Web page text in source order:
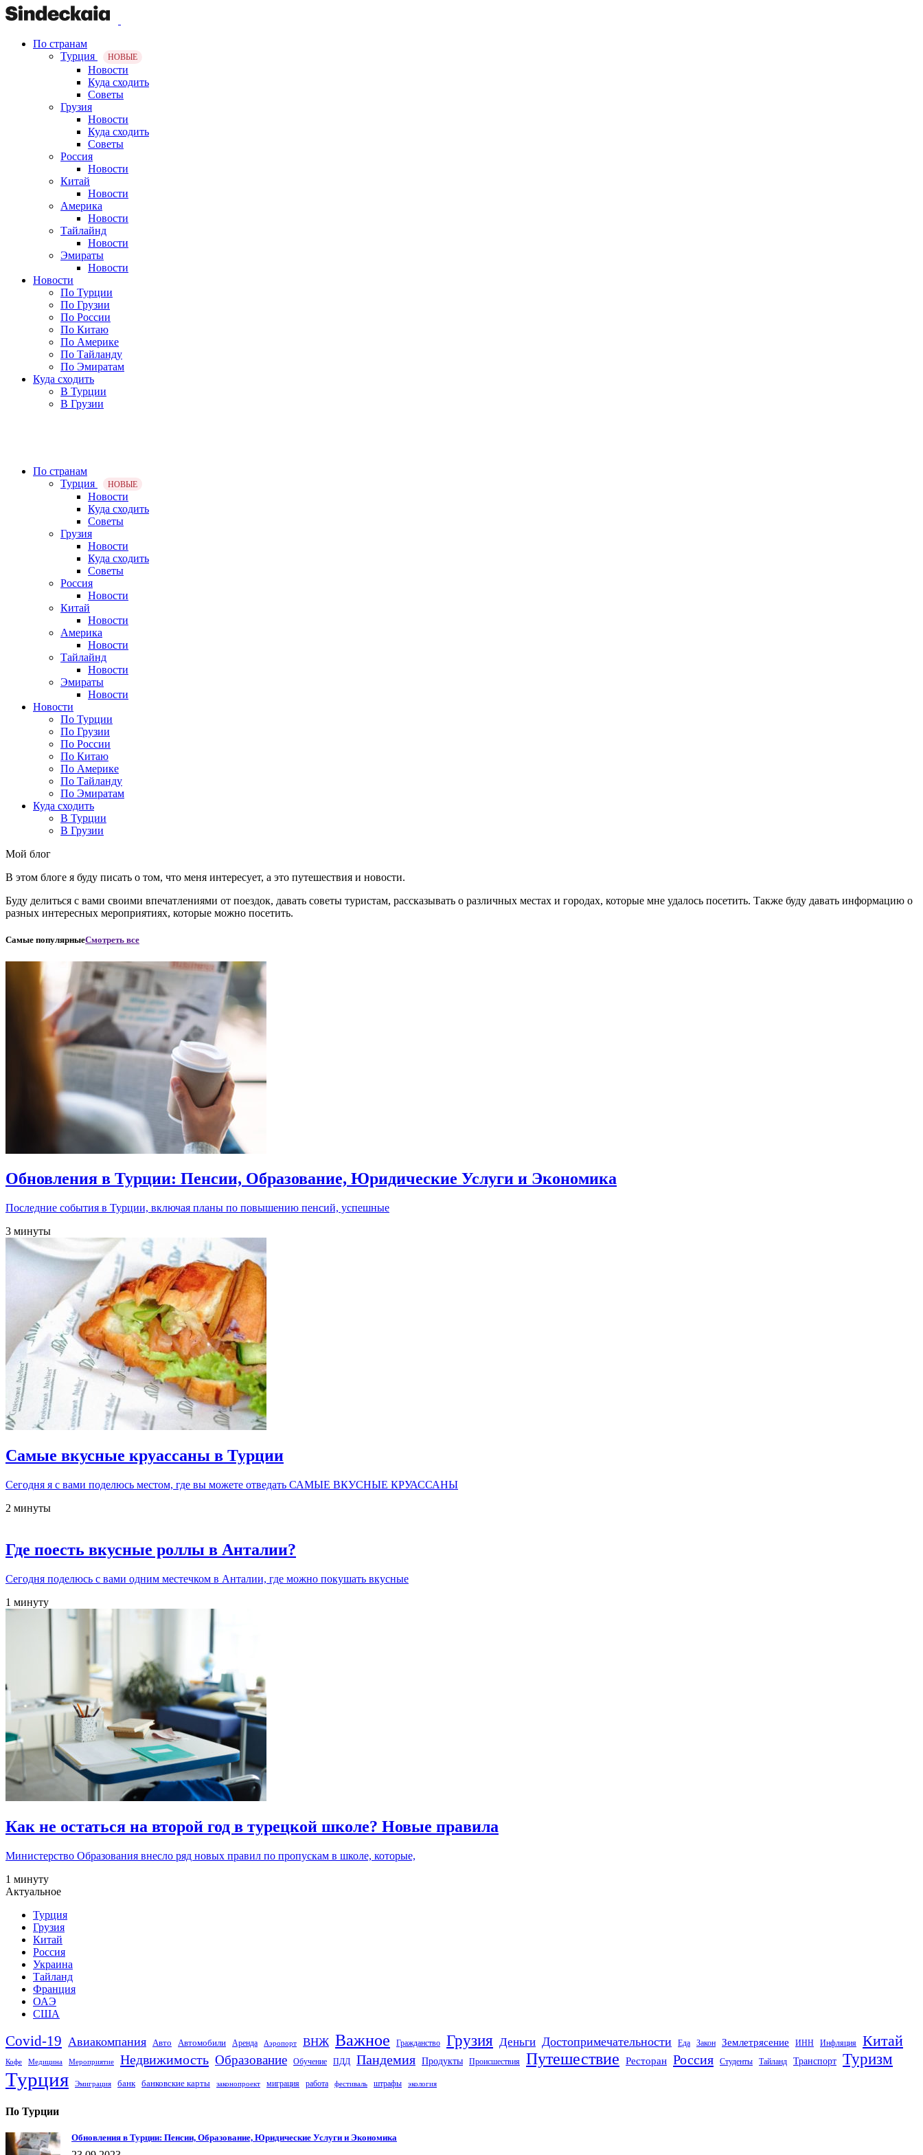
По странам
Турция
НОВЫЕ
Новости
Куда сходить
Советы
Грузия
Новости
Куда сходить
Советы
Россия
Новости
Китай
Новости
Америка
Новости
Тайлайнд
Новости
Эмираты
Новости
Новости
По Турции
По Грузии
По России
По Китаю
По Америке
По Тайланду
По Эмиратам
Куда сходить
В Турции
В Грузии
По странам
Турция
НОВЫЕ
Новости
Куда сходить
Советы
Грузия
Новости
Куда сходить
Советы
Россия
Новости
Китай
Новости
Америка
Новости
Тайлайнд
Новости
Эмираты
Новости
Новости
По Турции
По Грузии
По России
По Китаю
По Америке
По Тайланду
По Эмиратам
Куда сходить
В Турции
В Грузии
Мой блог
В этом блоге я буду писать о том, что меня интересует, а это путешествия и новости.
Буду делиться с вами своими впечатлениями от поездок, давать советы туристам, рассказывать о различных местах и городах, которые мне удалось посетить. Также буду давать информацию о
разных интересных мероприятиях, которые можно посетить.
Самые популярныеСмотреть все
Обновления в Турции: Пенсии, Образование, Юридические Услуги и Экономика
Последние события в Турции, включая планы по повышению пенсий, успешные
3 минуты
Самые вкусные круассаны в Турции
Сегодня я с вами поделюсь местом, где вы можете отведать САМЫЕ ВКУСНЫЕ КРУАССАНЫ
2 минуты
Где поесть вкусные роллы в Анталии?
Сегодня поделюсь с вами одним местечком в Анталии, где можно покушать вкусные
1 минуту
Как не остаться на второй год в турецкой школе? Новые правила
Министерство Образования внесло ряд новых правил по пропускам в школе, которые,
1 минуту
Актуальное
Турция
Грузия
Китай
Россия
Украина
Тайланд
Франция
ОАЭ
США
Covid-19 Авиакомпания Авто Автомобили Аренда Аэропорт ВНЖ Важное Гражданство Грузия Деньги Достопримечательности Еда Закон Землетрясение ИНН Инфляция Китай
Кофе Медицина Мероприятие Недвижимость Образование Обучение ПДД Пандемия Продукты Происшествия Путешествие Ресторан Россия Студенты Тайланд Транспорт Туризм
Турция Эмиграция банк банковские карты законопроект миграция работа фестиваль штрафы экология
По Турции
Обновления в Турции: Пенсии, Образование, Юридические Услуги и Экономика